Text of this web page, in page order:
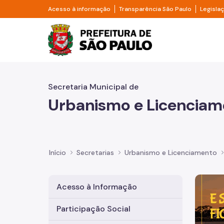
Pular para o Conteúdo principal
Acesso à informação Divisor de acesso à informação
Transparência São Paulo Divisor
Prefeitura de São
Secretaria Municipal de
Urbanismo e
Início Secretarias Urbanismo e Licenciamento
Acesso à Informação
Participação Social